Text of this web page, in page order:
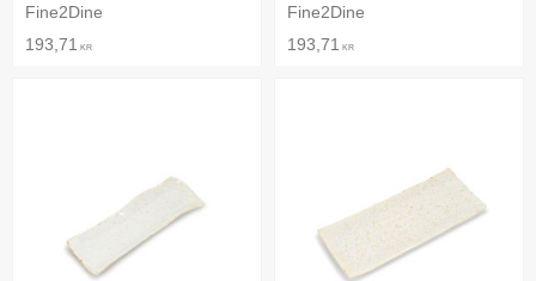
Fine2Dine
193,71
KR
Fine2Dine
193,71
KR